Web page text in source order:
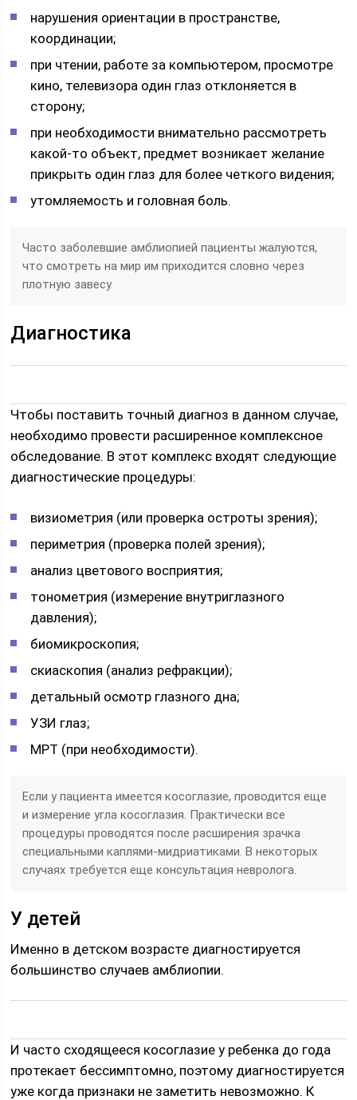
нарушения ориентации в пространстве,
координации;
при чтении, работе за компьютером, просмотре
кино, телевизора один глаз отклоняется в
сторону;
при необходимости внимательно рассмотреть
какой-то объект, предмет возникает желание
прикрыть один глаз для более четкого видения;
утомляемость и головная боль.
Часто заболевшие амблиопией пациенты жалуются,
что смотреть на мир им приходится словно через
плотную завесу.
Диагностика
Чтобы поставить точный диагноз в данном случае,
необходимо провести расширенное комплексное
обследование. В этот комплекс входят следующие
диагностические процедуры:
визиометрия (или проверка остроты зрения);
периметрия (проверка полей зрения);
анализ цветового восприятия;
тонометрия (измерение внутриглазного
давления);
биомикроскопия;
скиаскопия (анализ рефракции);
детальный осмотр глазного дна;
УЗИ глаз;
МРТ (при необходимости).
Если у пациента имеется косоглазие, проводится еще
и измерение угла косоглазия. Практически все
процедуры проводятся после расширения зрачка
специальными каплями-мидриатиками. В некоторых
случаях требуется еще консультация невролога.
У детей
Именно в детском возрасте диагностируется
большинство случаев амблиопии.
И часто сходящееся косоглазие у ребенка до года
протекает бессимптомно, поэтому диагностируется
уже когда признаки не заметить невозможно. К